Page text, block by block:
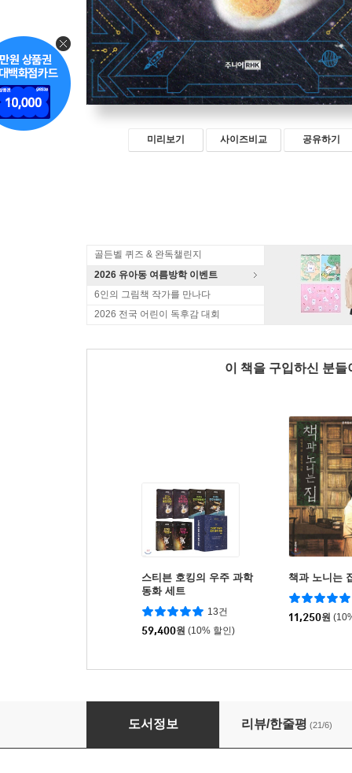
미리보기 사이즈비교 공유하기
골든벨 퀴즈 & 완독챌린지
2026 유아동 여름방학 이벤트
6인의 그림책 작가를 만나다
2026 전국 어린이 독후감 대회
이 책을 구입하신 분
스티븐 호킹의 우주 과학
동화 세트
13건
59,400원 (10% 할인)
책과 노니는
11,250원
조지의 우주를 여는 비밀 열쇠 1
도서정보 리뷰/한줄평 (21/6)